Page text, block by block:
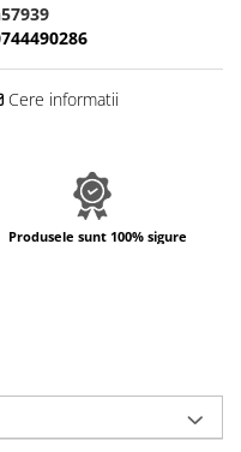
Cere informatii
Produsele sunt 100% sigure